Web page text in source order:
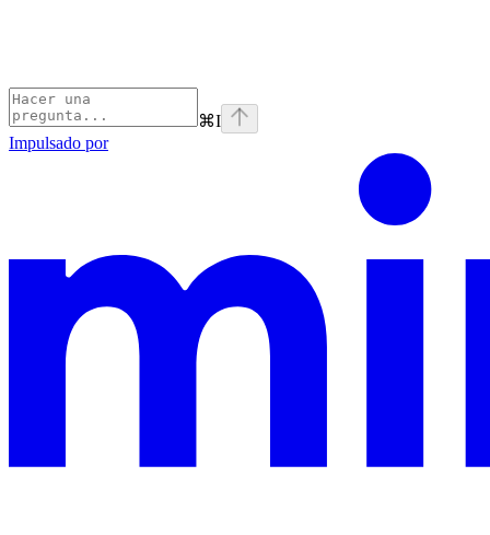
⌘I
Impulsado por